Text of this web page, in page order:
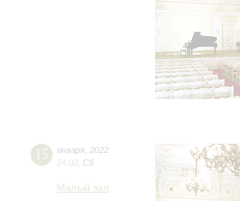
15 января 2022
14:00 Сб
Малый зал